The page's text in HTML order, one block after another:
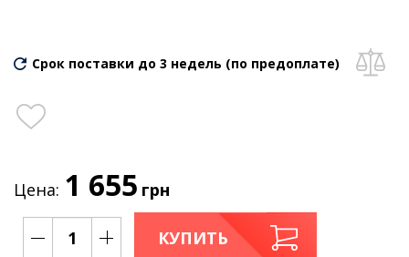
Срок поставки до 3 недель (по предоплате)
Цена: 1 655 грн
КУПИТЬ